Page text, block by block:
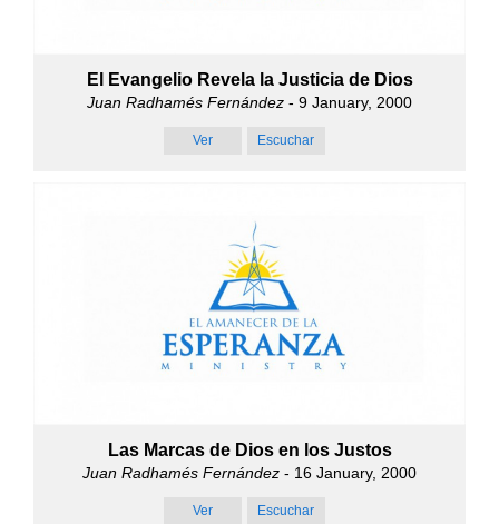
El Evangelio Revela la Justicia de Dios
Juan Radhamés Fernández - 9 January, 2000
Ver Escuchar
Las Marcas de Dios en los Justos
Juan Radhamés Fernández - 16 January, 2000
Ver Escuchar